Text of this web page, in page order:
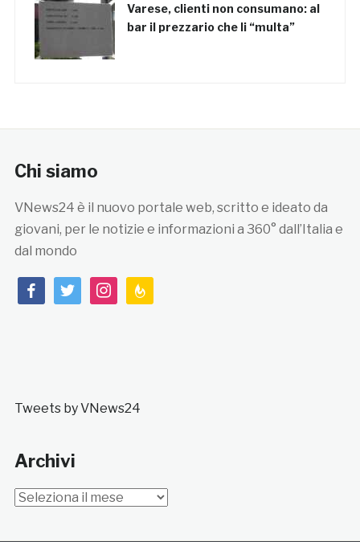
Varese, clienti non consumano: al
bar il prezzario che li “multa”
Chi siamo
VNews24 è il nuovo portale web, scritto e ideato da
giovani, per le notizie e informazioni a 360° dall’Italia e
dal mondo
facebooktwitterinstagramfeedburner
Tweets by VNews24
Archivi
Archivi